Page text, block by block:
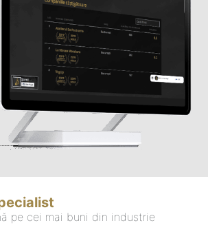
pe cei mai buni din industrie